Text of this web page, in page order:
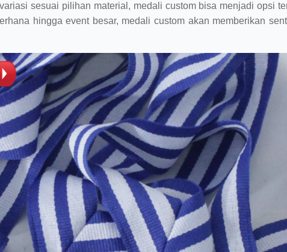
sesuai pilihan material, medali custom bisa menjadi opsi
hingga event besar, medali custom akan memberikan